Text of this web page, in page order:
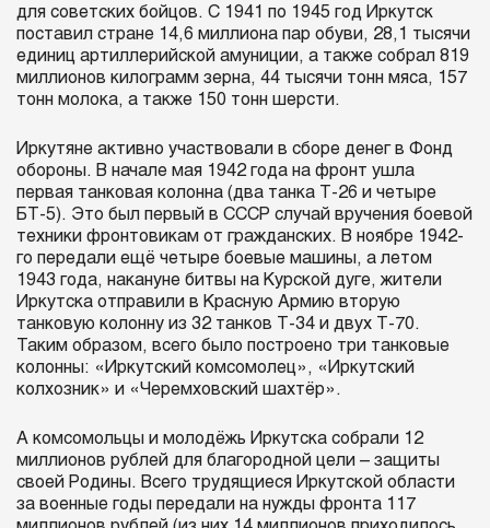
для советских бойцов. С 1941 по 1945 год Иркутск
поставил стране 14,6 миллиона пар обуви, 28,1 тысячи
единиц артиллерийской амуниции, а также собрал 819
миллионов килограмм зерна, 44 тысячи тонн мяса, 157
тонн молока, а также 150 тонн шерсти.
Иркутяне активно участвовали в сборе денег в Фонд
обороны. В начале мая 1942 года на фронт ушла
первая танковая колонна (два танка Т-26 и четыре
БТ-5). Это был первый в СССР случай вручения боевой
техники фронтовикам от гражданских. В ноябре 1942-
го передали ещё четыре боевые машины, а летом
1943 года, накануне битвы на Курской дуге, жители
Иркутска отправили в Красную Армию вторую
танковую колонну из 32 танков Т-34 и двух Т-70.
Таким образом, всего было построено три танковые
колонны: «Иркутский комсомолец», «Иркутский
колхозник» и «Черемховский шахтёр».
А комсомольцы и молодёжь Иркутска собрали 12
миллионов рублей для благородной цели – защиты
своей Родины. Всего трудящиеся Иркутской области
за военные годы передали на нужды фронта 117